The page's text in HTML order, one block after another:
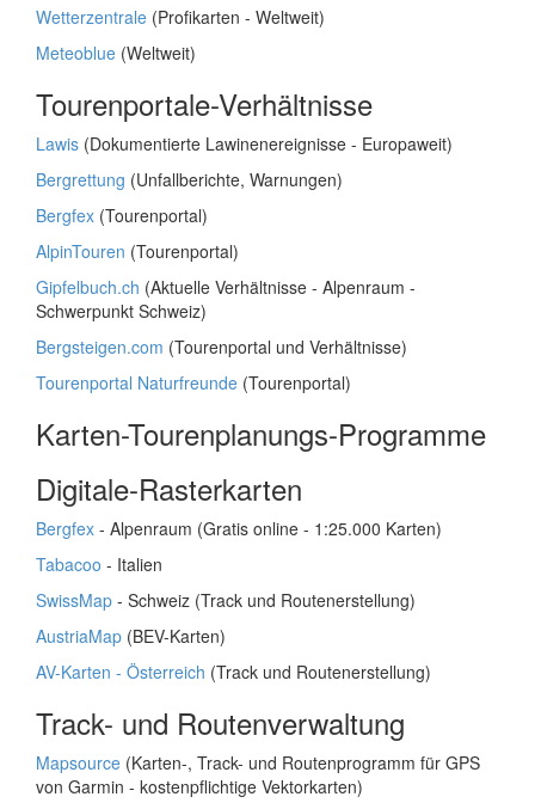
Wetterzentrale (Profikarten - Weltweit)
Meteoblue (Weltweit)
Tourenportale-Verhältnisse
Lawis (Dokumentierte Lawinenereignisse - Europaweit)
Bergrettung (Unfallberichte, Warnungen)
Bergfex (Tourenportal)
AlpinTouren (Tourenportal)
Gipfelbuch.ch (Aktuelle Verhältnisse - Alpenraum -
Schwerpunkt Schweiz)
Bergsteigen.com (Tourenportal und Verhältnisse)
Tourenportal Naturfreunde (Tourenportal)
Karten-Tourenplanungs-Programme
Digitale-Rasterkarten
Bergfex - Alpenraum (Gratis online - 1:25.000 Karten)
Tabacoo - Italien
SwissMap - Schweiz (Track und Routenerstellung)
AustriaMap (BEV-Karten)
AV-Karten - Österreich (Track und Routenerstellung)
Track- und Routenverwaltung
Mapsource (Karten-, Track- und Routenprogramm für GPS
von Garmin - kostenpflichtige Vektorkarten)